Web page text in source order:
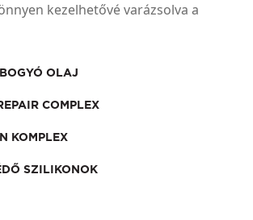
kezelhetővé varázsolva a
OLAJ
COMPLEX
KOMPLEX
SZILIKONOK